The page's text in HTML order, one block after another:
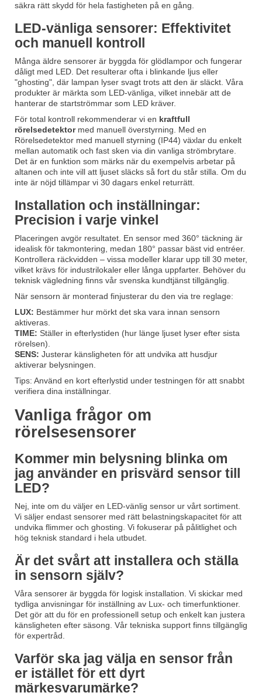
säkra rätt skydd för hela fastigheten på en gång.
LED-vänliga sensorer: Effektivitet
och manuell kontroll
Många äldre sensorer är byggda för glödlampor och fungerar
dåligt med LED. Det resulterar ofta i blinkande ljus eller
"ghosting", där lampan lyser svagt trots att den är släckt. Våra
produkter är märkta som LED-vänliga, vilket innebär att de
hanterar de startströmmar som LED kräver.
För total kontroll rekommenderar vi en kraftfull
rörelsedetektormed manuell överstyrning. Med en
Rörelsedetektor med manuell styrning (IP44) växlar du enkelt
mellan automatik och fast sken via din vanliga strömbrytare.
Det är en funktion som märks när du exempelvis arbetar på
altanen och inte vill att ljuset släcks så fort du står stilla. Om du
inte är nöjd tillämpar vi 30 dagars enkel returrätt.
Installation och inställningar:
Precision i varje vinkel
Placeringen avgör resultatet. En sensor med 360° täckning är
idealisk för takmontering, medan 180° passar bäst vid entréer.
Kontrollera räckvidden – vissa modeller klarar upp till 30 meter,
vilket krävs för industrilokaler eller långa uppfarter. Behöver du
teknisk vägledning finns vår svenska kundtjänst tillgänglig.
När sensorn är monterad finjusterar du den via tre reglage:
LUX: Bestämmer hur mörkt det ska vara innan sensorn
aktiveras.
TIME: Ställer in efterlystiden (hur länge ljuset lyser efter sista
rörelsen).
SENS: Justerar känsligheten för att undvika att husdjur
aktiverar belysningen.
Tips: Använd en kort efterlystid under testningen för att snabbt
verifiera dina inställningar.
Vanliga frågor om
rörelsesensorer
Kommer min belysning blinka om
jag använder en prisvärd sensor till
LED?
Nej, inte om du väljer en LED-vänlig sensor ur vårt sortiment.
Vi säljer endast sensorer med rätt belastningskapacitet för att
undvika flimmer och ghosting. Vi fokuserar på pålitlighet och
hög teknisk standard i hela utbudet.
Är det svårt att installera och ställa
in sensorn själv?
Våra sensorer är byggda för logisk installation. Vi skickar med
tydliga anvisningar för inställning av Lux- och timerfunktioner.
Det gör att du för en professionell setup och enkelt kan justera
känsligheten efter säsong. Vår tekniska support finns tillgänglig
för expertråd.
Varför ska jag välja en sensor från
er istället för ett dyrt
märkesvarumärke?